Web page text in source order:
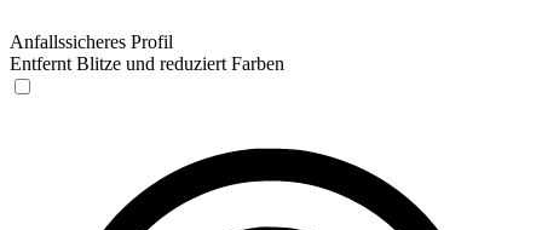
Anfallssicheres Profil
Entfernt Blitze und reduziert Farben